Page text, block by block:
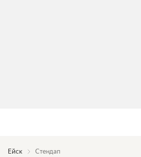
Ейск Стендап